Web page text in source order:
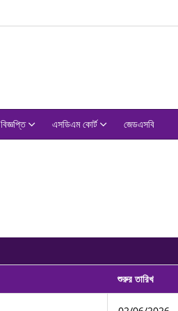
বিজ্ঞপ্তি এসডিএম কোর্ট জেডএসবি
শুরুর তারিখ